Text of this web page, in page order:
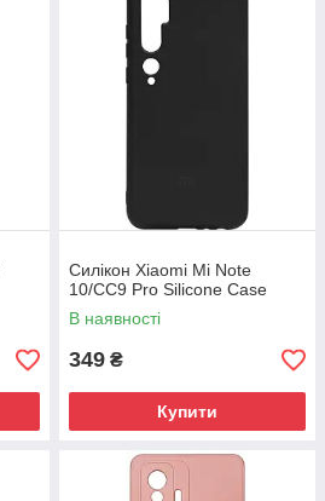
Силікон Xiaomi Mi Note
10/CC9 Pro Silicone Case
В наявності
349 ₴
Купити